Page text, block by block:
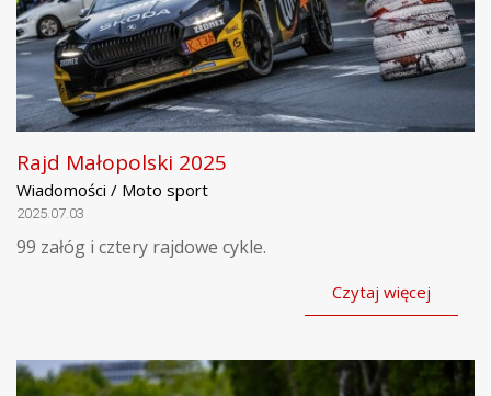
Rajd Małopolski 2025
Wiadomości / Moto sport
2025.07.03
99 załóg i cztery rajdowe cykle.
Czytaj więcej